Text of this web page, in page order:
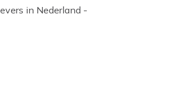
in Nederland -